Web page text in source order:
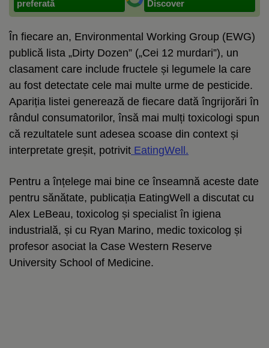
preferată
Discover
În fiecare an, Environmental Working Group (EWG)
publică lista „Dirty Dozen” („Cei 12 murdari”), un
clasament care include fructele și legumele la care
au fost detectate cele mai multe urme de pesticide.
Apariția listei generează de fiecare dată îngrijorări în
rândul consumatorilor, însă mai mulți toxicologi spun
că rezultatele sunt adesea scoase din context și
interpretate greșit, potrivit EatingWell.
Pentru a înțelege mai bine ce înseamnă aceste date
pentru sănătate, publicația EatingWell a discutat cu
Alex LeBeau, toxicolog și specialist în igiena
industrială, și cu Ryan Marino, medic toxicolog și
profesor asociat la Case Western Reserve
University School of Medicine.